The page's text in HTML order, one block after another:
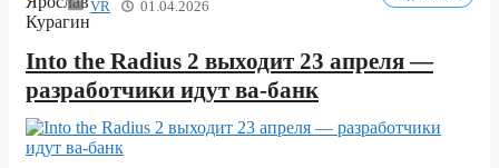
VR
01.04.2026
Into the Radius 2 выходит 23 апреля —
разработчики идут ва-банк